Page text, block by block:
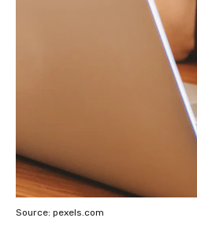
Source: pexels.com